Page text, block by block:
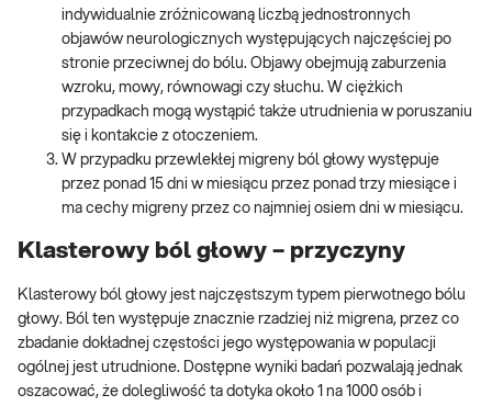
indywidualnie zróżnicowaną liczbą jednostronnych
objawów neurologicznych występujących najczęściej po
stronie przeciwnej do bólu. Objawy obejmują zaburzenia
wzroku, mowy, równowagi czy słuchu. W ciężkich
przypadkach mogą wystąpić także utrudnienia w poruszaniu
się i kontakcie z otoczeniem.
W przypadku przewlekłej migreny ból głowy występuje
przez ponad 15 dni w miesiącu przez ponad trzy miesiące i
ma cechy migreny przez co najmniej osiem dni w miesiącu.
Klasterowy ból głowy – przyczyny
Klasterowy ból głowy jest najczęstszym typem pierwotnego bólu
głowy. Ból ten występuje znacznie rzadziej niż migrena, przez co
zbadanie dokładnej częstości jego występowania w populacji
ogólnej jest utrudnione. Dostępne wyniki badań pozwalają jednak
oszacować, że dolegliwość ta dotyka około 1 na 1000 osób i